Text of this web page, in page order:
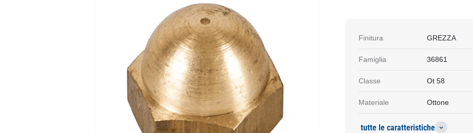
Finitura GREZZA
Famiglia 36861
Classe Ot 58
Materiale Ottone
tutte le caratteristiche